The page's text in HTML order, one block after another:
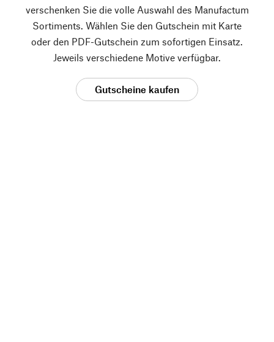
verschenken Sie die volle Auswahl des Manufactum
Sortiments. Wählen Sie den Gutschein mit Karte
oder den PDF-Gutschein zum sofortigen Einsatz.
Jeweils verschiedene Motive verfügbar.
Gutscheine kaufen